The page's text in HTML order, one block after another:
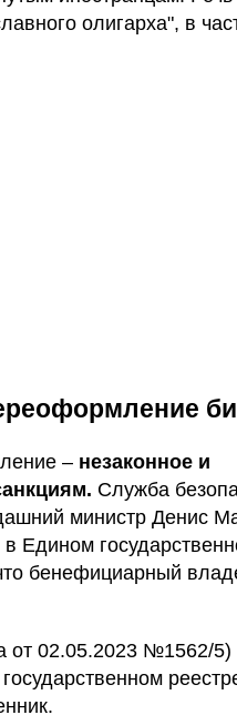
олигарха", в
– незаконное и
Служба
министр Денис
Едином
бенефициарный
от 02.05.2023 №1562/5)